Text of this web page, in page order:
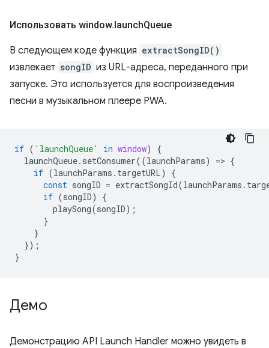
Использовать window.launchQueue
В следующем коде функция extractSongID()
извлекает songID из URL-адреса, переданного при
запуске. Это используется для воспроизведения
песни в музыкальном плеере PWA.
if ( 'launchQueue' in window)
{
launchQueue. setConsumer((launchParams) => {
if (launchParams . targetURL)
{
const songID = extractSongId(launchParams .
if (songID)
{
playSong(songID);
}
}
});
}
Демо
Демонстрацию API Launch Handler можно увидеть в